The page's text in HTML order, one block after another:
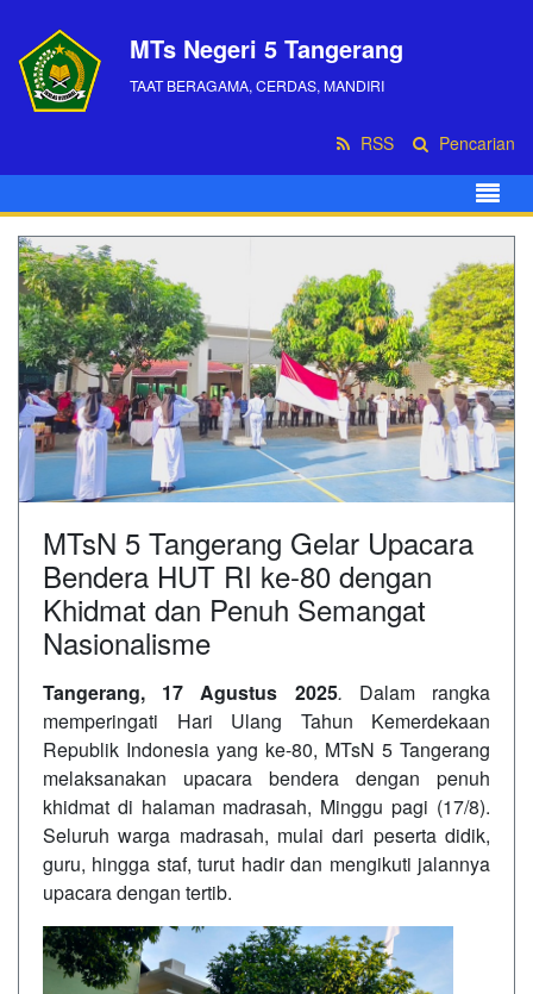
MTs Negeri 5 Tangerang
TAAT BERAGAMA, CERDAS, MANDIRI
RSS Pencarian
MTsN 5 Tangerang Gelar Upacara
Bendera HUT RI ke-80 dengan
Khidmat dan Penuh Semangat
Nasionalisme
Tangerang, 17 Agustus 2025. Dalam rangka
memperingati Hari Ulang Tahun Kemerdekaan
Republik Indonesia yang ke-80, MTsN 5 Tangerang
melaksanakan upacara bendera dengan penuh
khidmat di halaman madrasah, Minggu pagi (17/8).
Seluruh warga madrasah, mulai dari peserta didik,
guru, hingga staf, turut hadir dan mengikuti jalannya
upacara dengan tertib.